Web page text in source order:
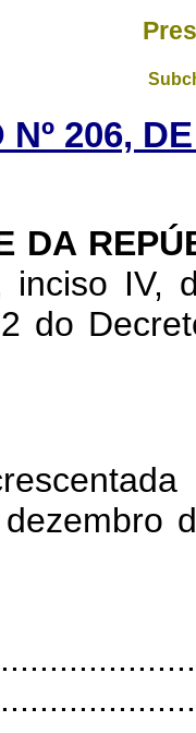
Nº 206,
DA
IV,
do